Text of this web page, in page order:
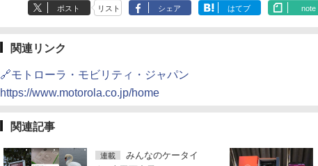
ポスト リスト シェア はてブ note
関連リンク
🔗モトローラ・モビリティ・ジャパン
https://www.motorola.co.jp/home
関連記事
連載
みんなのケータイ